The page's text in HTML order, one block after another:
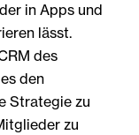
in Apps und
lässt.
des
den
Strategie zu
zu